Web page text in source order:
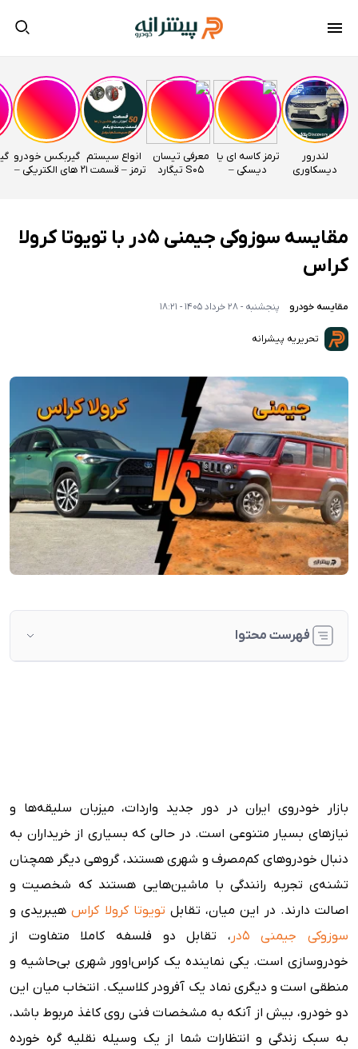
لندرور
دیسکاوری
ترمز کاسه ای یا
دیسکی –
معرفی تیسان
S05 تیگارد
انواع سیستم
ترمز – قسمت 21
گیربکس خودرو
های الکتریکی –
مقایسه سوزوکی جیمنی ۵در با تویوتا کرولا
کراس
مقایسه خودرو پنجشنبه - 28 خرداد 1405 - 18:21
تحریریه پیشرانه
فهرست محتوا
بازار خودروی ایران در دور جدید واردات، میزبان سلیقه‌ها و
نیازهای بسیار متنوعی است. در حالی که بسیاری از خریداران به
دنبال خودروهای کم‌مصرف و شهری هستند، گروهی دیگر همچنان
تشنه‌ی تجربه رانندگی با ماشین‌هایی هستند که شخصیت و
اصالت دارند. در این میان، تقابل تویوتا کرولا کراسهیبریدی و
سوزوکی جیمنی ۵در
، تقابل دو فلسفه کاملا متفاوت از
خودروسازی است. یکی نماینده یک کراس‌اوور شهری بی‌حاشیه و
منطقی است و دیگری نماد یک آفرودر کلاسیک. انتخاب میان این
دو خودرو، بیش از آنکه به مشخصات فنی روی کاغذ مربوط باشد،
به سبک زندگی و انتظارات شما از یک وسیله نقلیه گره خورده